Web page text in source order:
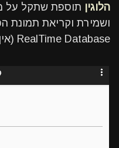
הלוגין תוספת שתקל על
RealTime Database (אין שימוש ב-Storage).